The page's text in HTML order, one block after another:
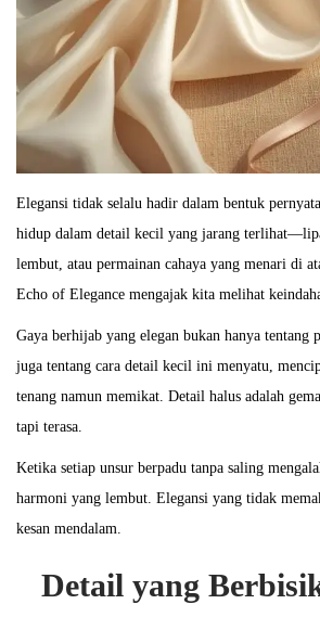
m
2
0
2
5
Elegansi tidak selalu hadir dalam bentuk
hidup dalam detail kecil yang jarang
lembut, atau permainan cahaya yang menari di
Echo of Elegance mengajak kita melihat
Gaya berhijab yang elegan bukan hanya tentang
juga tentang cara detail kecil ini menyatu,
tenang namun memikat. Detail halus adalah
tapi terasa.
Ketika setiap unsur berpadu tanpa saling
harmoni yang lembut. Elegansi yang tidak
kesan mendalam.
Detail yang